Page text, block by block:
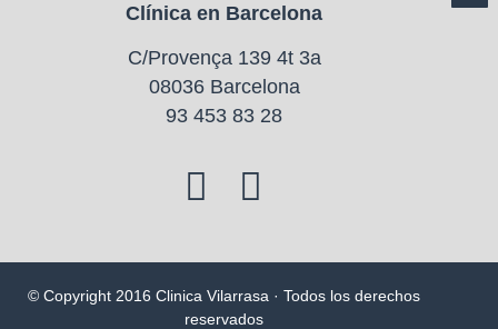
Clínica en Barcelona
C/Provença 139 4t 3a
08036 Barcelona
93 453 83 28
© Copyright 2016 Clinica Vilarrasa · Todos los derechos
reservados